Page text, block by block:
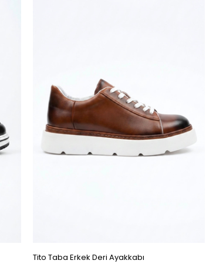
Tito Taba Erkek Deri Ayakkabı